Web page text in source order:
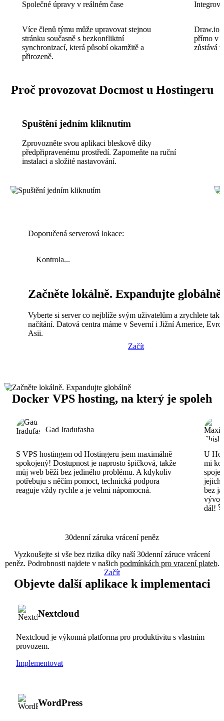
Společné úpravy v reálném čase
Více členů týmu může upravovat stejnou
stránku současně s bezkonfliktní
synchronizací, která působí okamžitě a
přirozeně.
Draw.io,
přímo v
zůstává
Proč provozovat Docmost u Hostingeru
Spuštění jedním kliknutím
Zprovozněte svou aplikaci bleskově díky
předpřipravenému prostředí. Zapomeňte na ruční
instalaci a složité nastavování.
Doporučená serverová lokace:
Kontrola...
Začněte lokálně. Expandujte globálně
Vyberte si server co nejblíže svým uživatelům a zrychlete tak
načítání. Datová centra máme v Severní i Jižní Americe,
Asii.
Začít
Docker VPS hosting, na který je spoleh
Gad Iradufasha
S VPS hostingem od Hostingeru jsem maximálně
spokojený! Dostupnost je naprosto špičková, takže
můj web běží bez jediného problému. A kdykoliv
potřebuju s něčím pomoct, technická podpora
reaguje vždy rychle a je velmi nápomocná.
U
mi
jejich
bez
dál!
30denní záruka vrácení peněz
Vyzkoušejte si vše bez rizika díky naší 30denní záruce vrácení
peněz. Podrobnosti najdete v našich podmínkách pro vracení plateb.
Začít
Objevte další aplikace k implementaci
Nextcloud
Nextcloud je výkonná platforma pro produktivitu s vlastním
provozem.
Implementovat
WordPress